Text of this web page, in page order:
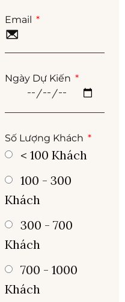
Email
Ngày Dự Kiến
Số Lượng Khách
< 100 Khách
100 - 300
Khách
300 - 700
Khách
700 - 1000
Khách